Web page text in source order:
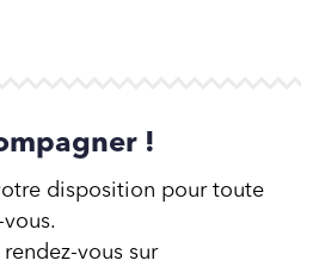
!
disposition pour toute
vous sur